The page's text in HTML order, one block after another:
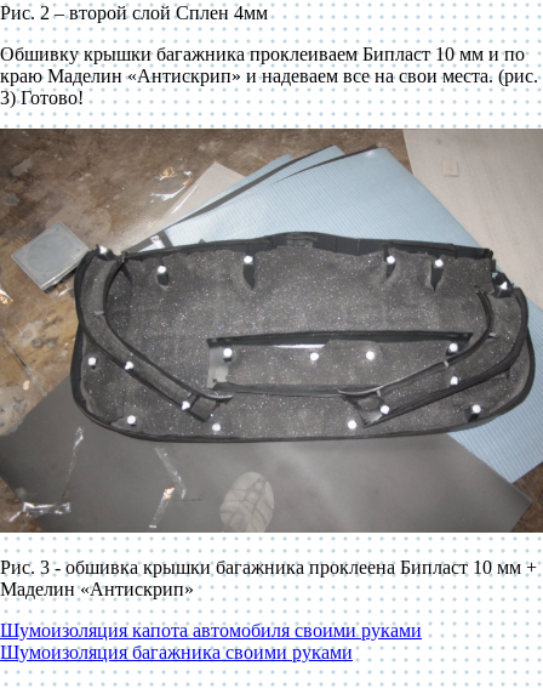
Рис. 2 – второй слой Сплен 4мм
Обшивку крышки багажника проклеиваем Бипласт 10 мм и по
краю Маделин «Антискрип» и надеваем все на свои места. (рис.
3) Готово!
Рис. 3 - обшивка крышки багажника проклеена Бипласт 10 мм +
Маделин «Антискрип»
Шумоизоляция капота автомобиля своими руками
Шумоизоляция багажника своими руками